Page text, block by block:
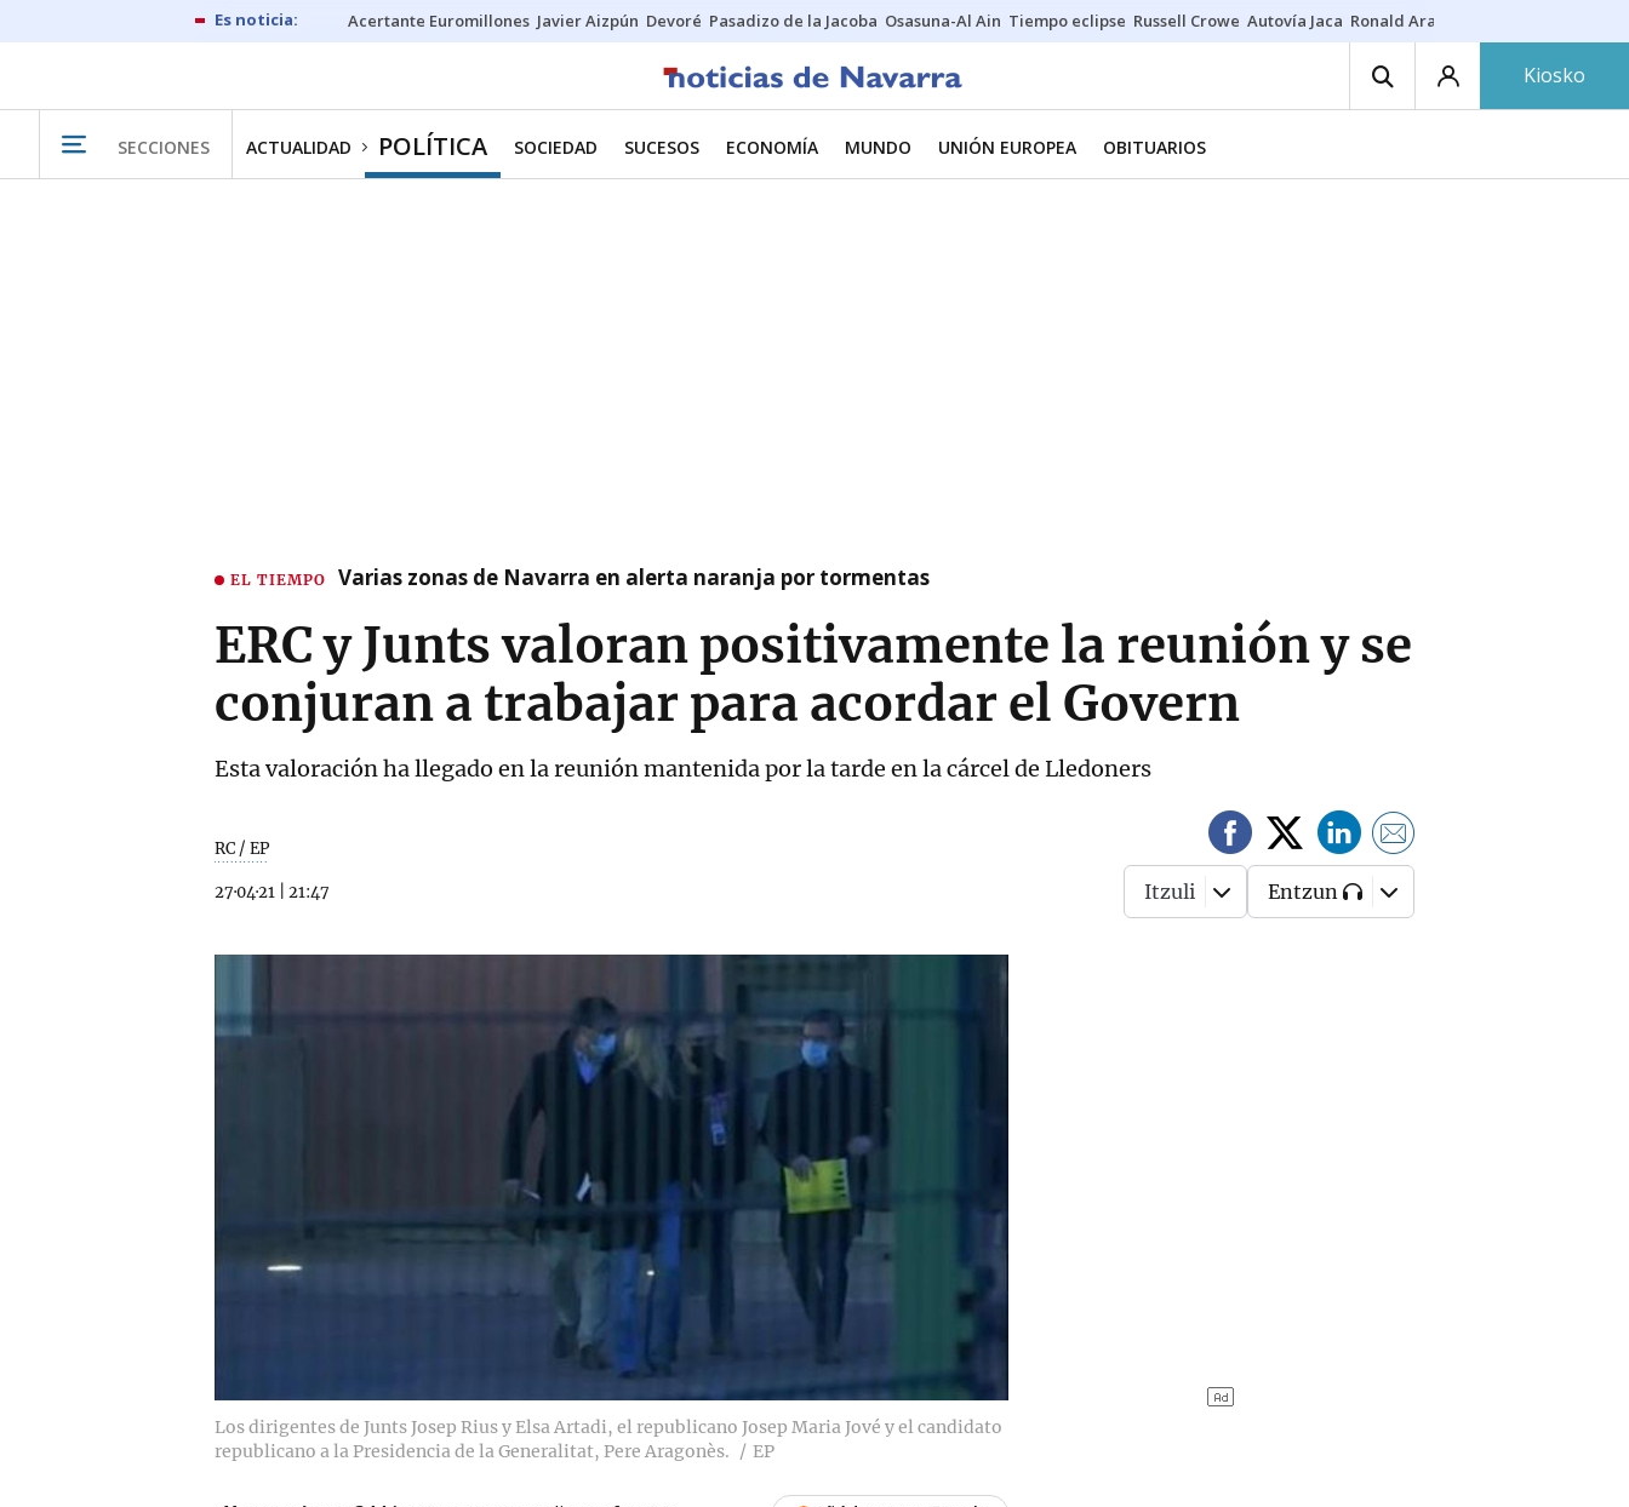
Acertante Euromillones Javier Aizpún Devoré Pasadizo de la Jacoba Osasuna-Al Ain Tiempo eclipse Russell Crowe Autovía Jaca Ronald Araújo
Kiosko
SECCIONES ACTUALIDAD POLÍTICA SOCIEDAD SUCESOS ECONOMÍA MUNDO UNIÓN EUROPEA OBITUARIOS
EL TIEMPO Varias zonas de Navarra en alerta naranja por tormentas
ERC y Junts valoran positivamente la reunión y se
conjuran a trabajar para acordar el Govern
Esta valoración ha llegado en la reunión mantenida por la tarde en la cárcel de Lledoners
RC / EP
27·04·21 21:47 Itzuli Entzun
Los dirigentes de Junts Josep Rius y Elsa Artadi, el republicano Josep Maria Jové y el candidato
republicano a la Presidencia de la Generalitat, Pere Aragonès.
EP